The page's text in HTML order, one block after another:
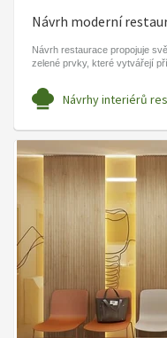
Návrh moderní
Návrh restaurace propojuje
zelené prvky, které vytvářejí
Návrhy interiérů